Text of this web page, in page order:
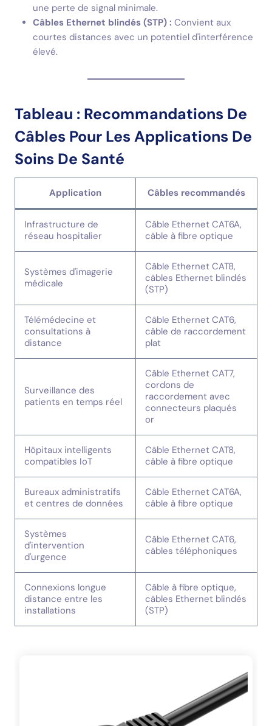
une perte de signal minimale.
Câbles Ethernet blindés (STP) : Convient aux
courtes distances avec un potentiel d'interférence
élevé.
Tableau : Recommandations De
Câbles Pour Les Applications De
Soins De Santé
Application Câbles recommandés
Infrastructure de
réseau hospitalier
Câble Ethernet CAT6A,
câble à fibre optique
Systèmes d'imagerie
médicale
Câble Ethernet CAT8,
câbles Ethernet blindés
(STP)
Télémédecine et
consultations à
distance
Câble Ethernet CAT6,
câble de raccordement
plat
Surveillance des
patients en temps réel
Câble Ethernet CAT7,
cordons de
raccordement avec
connecteurs plaqués
or
Hôpitaux intelligents
compatibles IoT
Câble Ethernet CAT8,
câble à fibre optique
Bureaux administratifs
et centres de données
Câble Ethernet CAT6A,
câble à fibre optique
Systèmes
d'intervention
d'urgence
Câble Ethernet CAT6,
câbles téléphoniques
Connexions longue
distance entre les
installations
Câble à fibre optique,
câbles Ethernet blindés
(STP)